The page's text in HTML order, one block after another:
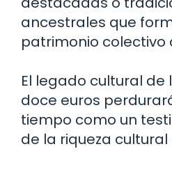
ancestrales que
patrimonio colectivo
El legado cultural
doce euros
tiempo como un
de la riqueza